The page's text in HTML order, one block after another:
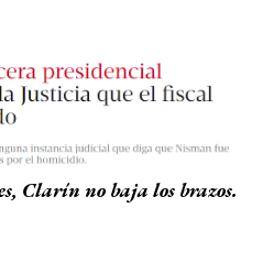
Clarín no baja los brazos.